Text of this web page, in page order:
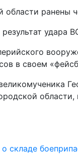
ранены
удара
в своем
складе